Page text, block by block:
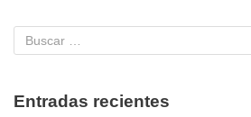
Entradas recientes